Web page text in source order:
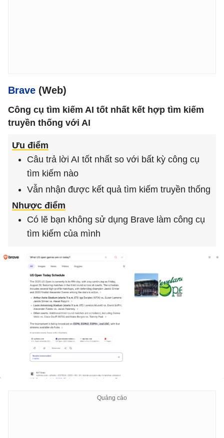
Brave (Web)
Công cụ tìm kiếm AI tốt nhất kết hợp tìm kiếm
truyền thống với AI
Ưu điểm
Câu trả lời AI tốt nhất so với bất kỳ công cụ
tìm kiếm nào
Vẫn nhận được kết quả tìm kiếm truyền thống
Nhược điểm
Có lẽ bạn không sử dụng Brave làm công cụ
tìm kiếm của mình